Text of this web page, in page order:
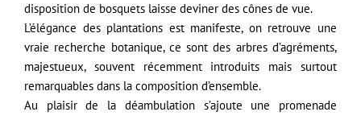
disposition de bosquets laisse deviner des cônes de vue.
L’élégance des plantations est manifeste, on retrouve une
vraie recherche botanique, ce sont des arbres d’agréments,
majestueux, souvent récemment introduits mais surtout
remarquables dans la composition d’ensemble.
Au plaisir de la déambulation s’ajoute une promenade